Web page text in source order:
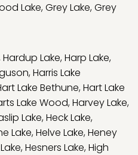
Lake,Grey Lake,Grey
Hardup Lake,Harp Lake,
,Harris Lake
Lake Bethune,Hart Lake
Lake Wood,Harvey Lake,
Lake,Heck Lake,
Lake,Helve Lake,Heney
,Hesners Lake,High